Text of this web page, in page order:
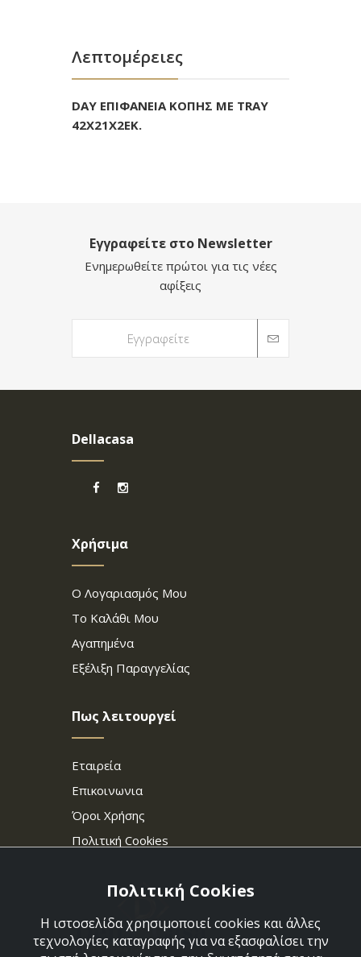
Λεπτομέρειες
DAY ΕΠΙΦΑΝΕΙΑ ΚΟΠΗΣ ΜΕ TRAY
42X21X2ΕΚ.
Εγγραφείτε στο Newsletter
Ενημερωθείτε πρώτοι για τις νέες
αφίξεις
Dellacasa
Χρήσιμα
Ο Λογαριασμός Μου
Το Καλάθι Μου
Αγαπημένα
Εξέλιξη Παραγγελίας
Πως λειτουργεί
Εταιρεία
Επικοινωνια
Όροι Χρήσης
Πολιτική Cookies
Πολιτική Cookies
Η ιστοσελίδα χρησιμοποιεί cookies και άλλες
τεχνολογίες καταγραφής για να εξασφαλίσει την